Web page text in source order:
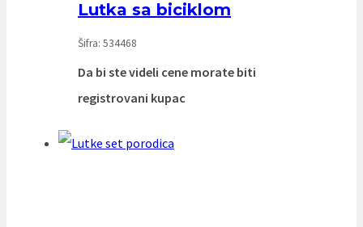
Lutka sa biciklom
Šifra: 534468
Da bi ste videli cene morate biti
registrovani kupac